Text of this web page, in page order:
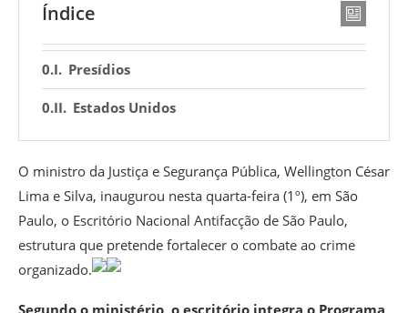
Índice
Presídios
Estados Unidos
O ministro da Justiça e Segurança Pública, Wellington César
Lima e Silva, inaugurou nesta quarta-feira (1º), em São
Paulo, o Escritório Nacional Antifacção de São Paulo,
estrutura que pretende fortalecer o combate ao crime
organizado.